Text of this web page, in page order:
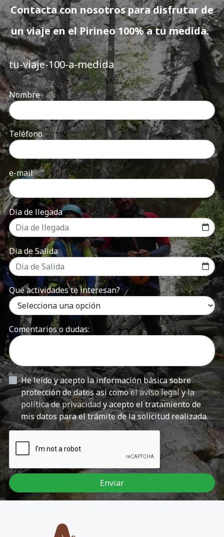
Contacta con nosotros para disfrutar de
un viaje en el Pirineo 100% a tu medida.
tu-viaje-100-a-medida
Nombre
Teléfono
e-mail
Dia de llegada
Dia de Salida
Qué actividades te interesan?
Comentarios o dudas:
He leído y acepto la información básica sobre
protección de datos asi comoel aviso legalyla
política de privacidady acepto el tratamiento de
mis datos para el trámite de la solicitud realizada.
Enviar